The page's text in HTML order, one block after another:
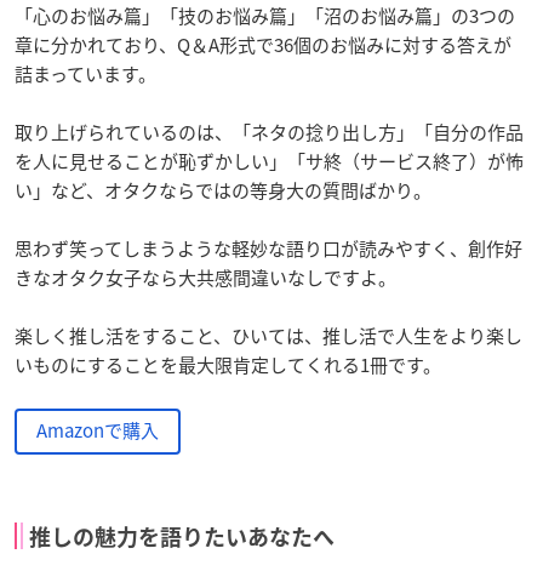
「心のお悩み篇」「技のお悩み篇」「沼のお悩み篇」の3つの
章に分かれており、Q＆A形式で36個のお悩みに対する答えが
詰まっています。
取り上げられているのは、「ネタの捻り出し方」「自分の作品
を人に見せることが恥ずかしい」「サ終（サービス終了）が怖
い」など、オタクならではの等身大の質問ばかり。
思わず笑ってしまうような軽妙な語り口が読みやすく、創作好
きなオタク女子なら大共感間違いなしですよ。
楽しく推し活をすること、ひいては、推し活で人生をより楽し
いものにすることを最大限肯定してくれる1冊です。
Amazonで購入
推しの魅力を語りたいあなたへ